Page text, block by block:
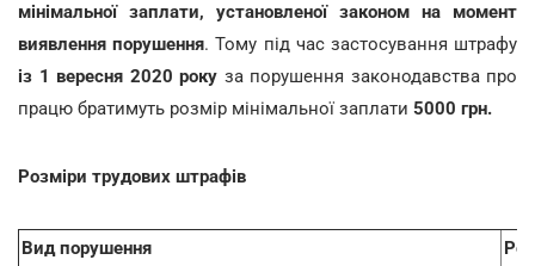
мінімальної заплати, установленої законом на момент
виявлення порушення. Тому під час застосування штрафу
із 1 вересня 2020 року за порушення законодавства про
працю братимуть розмір мінімальної заплати 5000 грн.
Розміри трудових штрафів
Вид порушення